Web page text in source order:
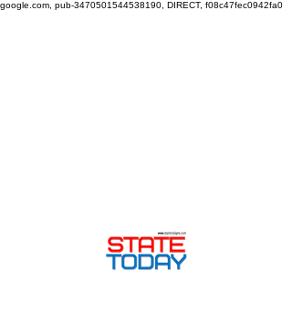
google.com, pub-3470501544538190, DIRECT, f08c47fec0942fa0